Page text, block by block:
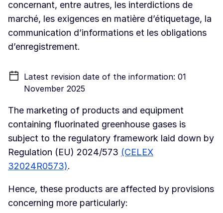
concernant, entre autres, les interdictions de
marché, les exigences en matière d’étiquetage, la
communication d’informations et les obligations
d’enregistrement.
Latest revision date of the information: 01
November 2025
The marketing of products and equipment
containing fluorinated greenhouse gases is
subject to the regulatory framework laid down by
Regulation (EU) 2024/573 (CELEX
32024R0573).
Hence, these products are affected by provisions
concerning more particularly: